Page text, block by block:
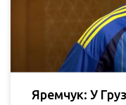
Яремчук: У